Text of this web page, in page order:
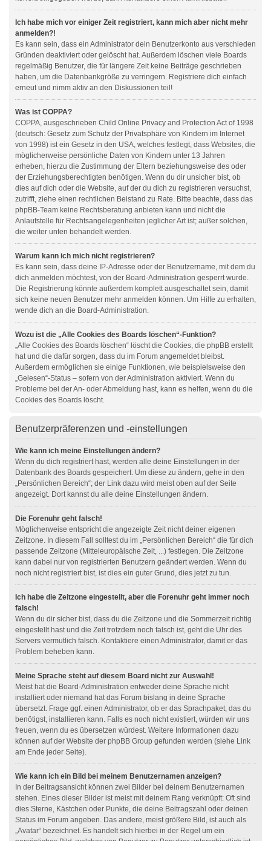
Ich habe mich vor einiger Zeit registriert, kann mich aber nicht mehr
anmelden?!
Es kann sein, dass ein Administrator dein Benutzerkonto aus verschieden
Gründen deaktiviert oder gelöscht hat. Außerdem löschen viele Boards
regelmäßig Benutzer, die für längere Zeit keine Beiträge geschrieben
haben, um die Datenbankgröße zu verringern. Registriere dich einfach
erneut und nimm aktiv an den Diskussionen teil!
Was ist COPPA?
COPPA, ausgeschrieben Child Online Privacy and Protection Act of 1998
(deutsch: Gesetz zum Schutz der Privatsphäre von Kindern im Internet
von 1998) ist ein Gesetz in den USA, welches festlegt, dass Websites, die
möglicherweise persönliche Daten von Kindern unter 13 Jahren
erheben, hierzu die Zustimmung der Eltern beziehungsweise des oder
der Erziehungsberechtigten benötigen. Wenn du dir unsicher bist, ob
dies auf dich oder die Website, auf der du dich zu registrieren versuchst,
zutrifft, ziehe einen rechtlichen Beistand zu Rate. Bitte beachte, dass das
phpBB-Team keine Rechtsberatung anbieten kann und nicht die
Anlaufstelle für Rechtsangelegenheiten jeglicher Art ist; außer solchen,
die weiter unten behandelt werden.
Warum kann ich mich nicht registrieren?
Es kann sein, dass deine IP-Adresse oder der Benutzername, mit dem du
dich anmelden möchtest, von der Board-Administration gesperrt wurde.
Die Registrierung könnte außerdem komplett ausgeschaltet sein, damit
sich keine neuen Benutzer mehr anmelden können. Um Hilfe zu erhalten,
wende dich an die Board-Administration.
Wozu ist die „Alle Cookies des Boards löschen“-Funktion?
„Alle Cookies des Boards löschen“ löscht die Cookies, die phpBB erstellt
hat und die dafür sorgen, dass du im Forum angemeldet bleibst.
Außerdem ermöglichen sie einige Funktionen, wie beispielsweise den
„Gelesen“-Status – sofern von der Administration aktiviert. Wenn du
Probleme bei der An- oder Abmeldung hast, kann es helfen, wenn du die
Cookies des Boards löscht.
Benutzerpräferenzen und -einstellungen
Wie kann ich meine Einstellungen ändern?
Wenn du dich registriert hast, werden alle deine Einstellungen in der
Datenbank des Boards gespeichert. Um diese zu ändern, gehe in den
„Persönlichen Bereich“; der Link dazu wird meist oben auf der Seite
angezeigt. Dort kannst du alle deine Einstellungen ändern.
Die Forenuhr geht falsch!
Möglicherweise entspricht die angezeigte Zeit nicht deiner eigenen
Zeitzone. In diesem Fall solltest du im „Persönlichen Bereich“ die für dich
passende Zeitzone (Mitteleuropäische Zeit, ...) festlegen. Die Zeitzone
kann dabei nur von registrierten Benutzern geändert werden. Wenn du
noch nicht registriert bist, ist dies ein guter Grund, dies jetzt zu tun.
Ich habe die Zeitzone eingestellt, aber die Forenuhr geht immer noch
falsch!
Wenn du dir sicher bist, dass du die Zeitzone und die Sommerzeit richtig
eingestellt hast und die Zeit trotzdem noch falsch ist, geht die Uhr des
Servers vermutlich falsch. Kontaktiere einen Administrator, damit er das
Problem beheben kann.
Meine Sprache steht auf diesem Board nicht zur Auswahl!
Meist hat die Board-Administration entweder deine Sprache nicht
installiert oder niemand hat das Forum bislang in deine Sprache
übersetzt. Frage ggf. einen Administrator, ob er das Sprachpaket, das du
benötigst, installieren kann. Falls es noch nicht existiert, würden wir uns
freuen, wenn du es übersetzen würdest. Weitere Informationen dazu
können auf der Website der phpBB Group gefunden werden (siehe Link
am Ende jeder Seite).
Wie kann ich ein Bild bei meinem Benutzernamen anzeigen?
In der Beitragsansicht können zwei Bilder bei deinem Benutzernamen
stehen. Eines dieser Bilder ist meist mit deinem Rang verknüpft: Oft sind
dies Sterne, Kästchen oder Punkte, die deine Beitragszahl oder deinen
Status im Forum angeben. Das andere, meist größere Bild, ist auch als
„Avatar“ bezeichnet. Es handelt sich hierbei in der Regel um ein